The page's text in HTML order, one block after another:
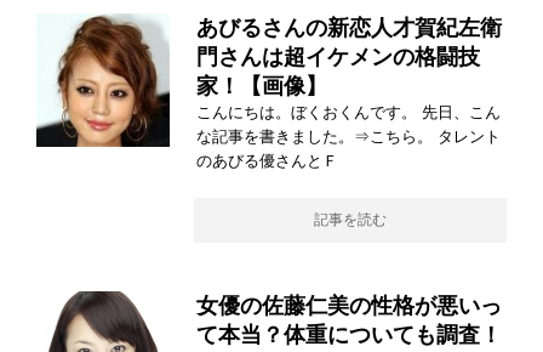
あびるさんの新恋人才賀紀左衛
門さんは超イケメンの格闘技
家！【画像】
こんにちは。ぼくおくんです。 先日、こん
な記事を書きました。⇒こちら。 タレント
のあびる優さんとＦ
記事を読む
女優の佐藤仁美の性格が悪いっ
て本当？体重についても調査！